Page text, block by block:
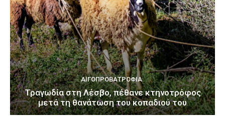
ΑΙΓΟΠΡΟΒΑΤΡΟΦΊΑ
Τραγωδία στη Λέσβο, πέθανε κτηνοτρόφος
μετά τη θανάτωση του κοπαδιού του